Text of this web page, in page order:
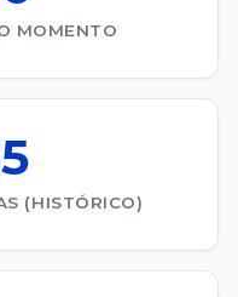
MOMENTO
(HISTÓRICO)